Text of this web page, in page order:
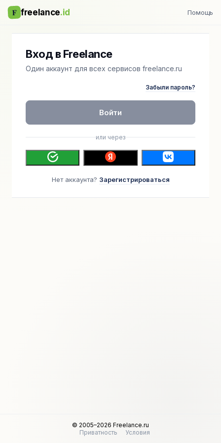
F freelance.id Помощь
Вход в Freelance
Один аккаунт для всех сервисов freelance.ru
Забыли пароль?
Войти
или через
Нет аккаунта? Зарегистрироваться
© 2005–2026 Freelance.ru
Приватность
Условия